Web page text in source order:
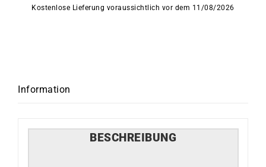
Kostenlose Lieferung voraussichtlich vor dem 11/08/2026
Information
BESCHREIBUNG